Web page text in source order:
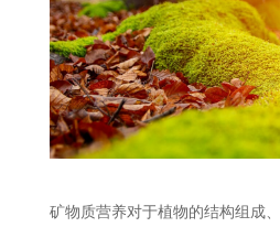
矿物质营养对于植物的结构组成